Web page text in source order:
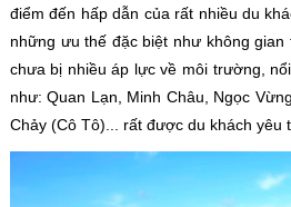
điểm đến hấp dẫn của rất nhiều du
những ưu thế đặc biệt như không gian
chưa bị nhiều áp lực về môi trường,
như: Quan Lạn, Minh Châu, Ngọc
Chảy (Cô Tô)... rất được du khách yêu